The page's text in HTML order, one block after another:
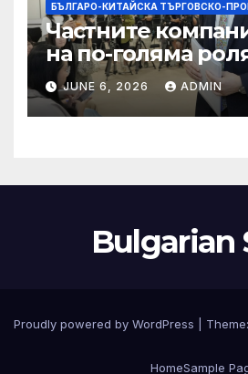
БЪЛГАРО-КИТАЙСКА ТЪРГОВСКО-
Частните
на по-голяма
стратегическата
енергетика
JUNE 6, 2026 ADMIN
Bulgarian
Proudly powered by WordPress Theme:
HomeSample